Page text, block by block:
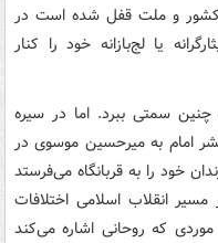
کشور و ملت قفل شده است در
یا لج‌بازانه خود را کنار
سمتی ببرد. اما در سیره
امام به میرحسین موسوی در
فرزندان خود را به قربانگاه می‌فرستد
انقلاب اسلامی اختلافات
که روحانی اشاره می‌کند